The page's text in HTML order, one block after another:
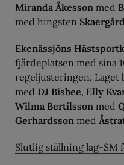
Miranda Åkesson med
med hingsten
Ekenässjöns
fjärdeplatsen med sina
regeljusteringen. Laget
med DJ Bisbee, Elly
Wilma Bertilsson med
Gerhardsson med
Slutlig ställning lag-SM